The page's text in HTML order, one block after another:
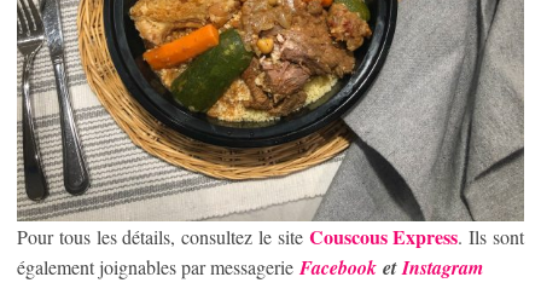
Pour tous les détails, consultez le site Couscous Express. Ils sont
également joignables par messagerie Facebook etInstagram